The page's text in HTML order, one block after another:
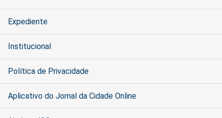
Expediente
Institucional
Política de Privacidade
Aplicativo do Jornal da Cidade Online